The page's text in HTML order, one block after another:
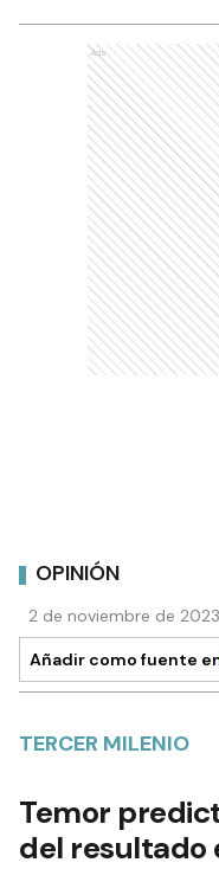
Ads
OPINIÓN
2 de noviembre de
Añadir como fuente
TERCER MILENIO
Temor
del resultado